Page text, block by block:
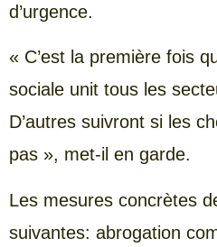
d’urgence.
« C’est la première fois
sociale unit tous les
D’autres suivront si les
pas », met-il en garde.
Les mesures concrètes
suivantes: abrogation